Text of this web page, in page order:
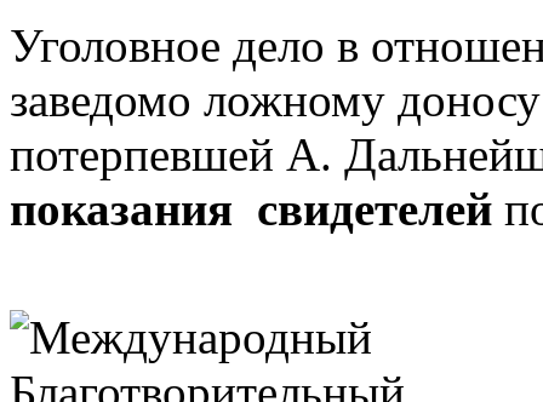
Уголовное дело в
заведомо ложному
потерпевшей А.
показания свидетелей